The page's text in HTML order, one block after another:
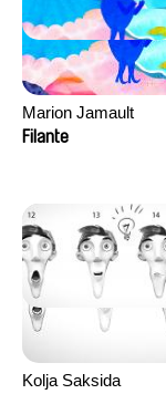
Marion Jamault
Filante
Kolja Saksida